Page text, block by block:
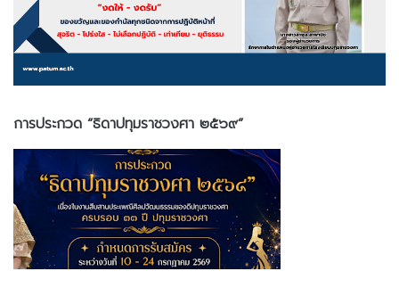
การประกวด “ธิดาปทุมราชวงศา ๒๕๖๙”